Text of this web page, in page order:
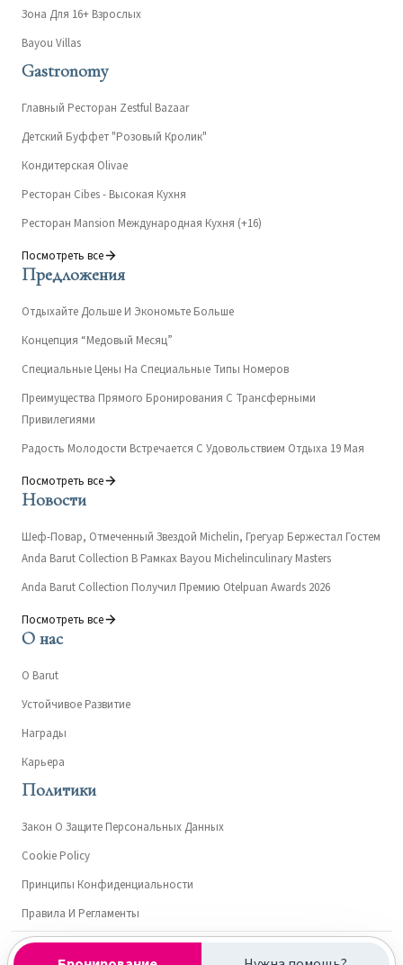
Зона Для 16+ Взрослых
Bayou Villas
Gastronomy
Главный Ресторан Zestful Bazaar
Детский Буффет "Розовый Кролик"
Кондитерская Olivae
Ресторан Cibes - Высокая Кухня
Ресторан Mansion Международная Кухня (+16)
Посмотреть все
Предложения
Отдыхайте Дольше И Экономьте Больше
Концепция “Медовый Месяц”
Специальные Цены На Специальные Типы Номеров
Преимущества Прямого Бронирования С Трансферными
Привилегиями
Радость Молодости Встречается С Удовольствием Отдыха 19 Мая
Посмотреть все
Новости
Шеф-Повар, Отмеченный Звездой Michelin, Грегуар Бержестал Гостем
Anda Barut Collection В Рамках Bayou Michelinculinary Masters
Anda Barut Collection Получил Премию Otelpuan Awards 2026
Посмотреть все
О нас
О Barut
Устойчивое Развитие
Награды
Карьера
Политики
Закон О Защите Персональных Данных
Cookie Policy
Принципы Конфиденциальности
Правила И Регламенты
Kültür ve Turizm Bakanlığı- Turizm İşletme Belgesi: 15303